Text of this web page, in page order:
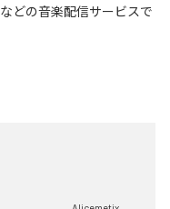
などの音楽配信サービスで